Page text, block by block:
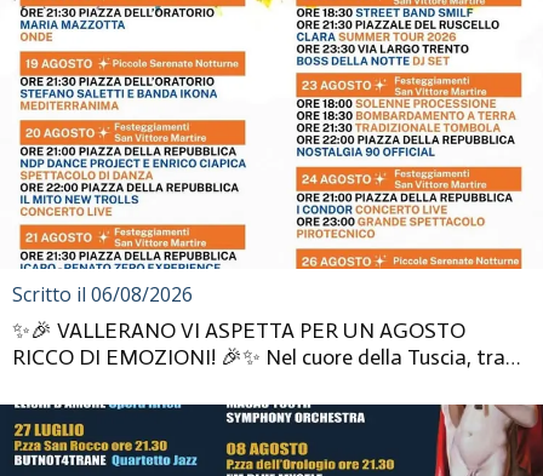
Scritto il 06/08/2026
✨🎉 VALLERANO VI ASPETTA PER UN AGOSTO
RICCO DI EMOZIONI! 🎉✨ Nel cuore della Tuscia, tra